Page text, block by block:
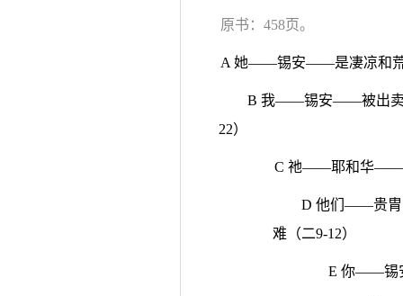
原书：458页。
A 她——锡安——是凄凉和荒
B 我——锡安——被出卖
22）
C 祂——耶和华——
D 他们——贵胄
难（二9-12）
E 你——锡